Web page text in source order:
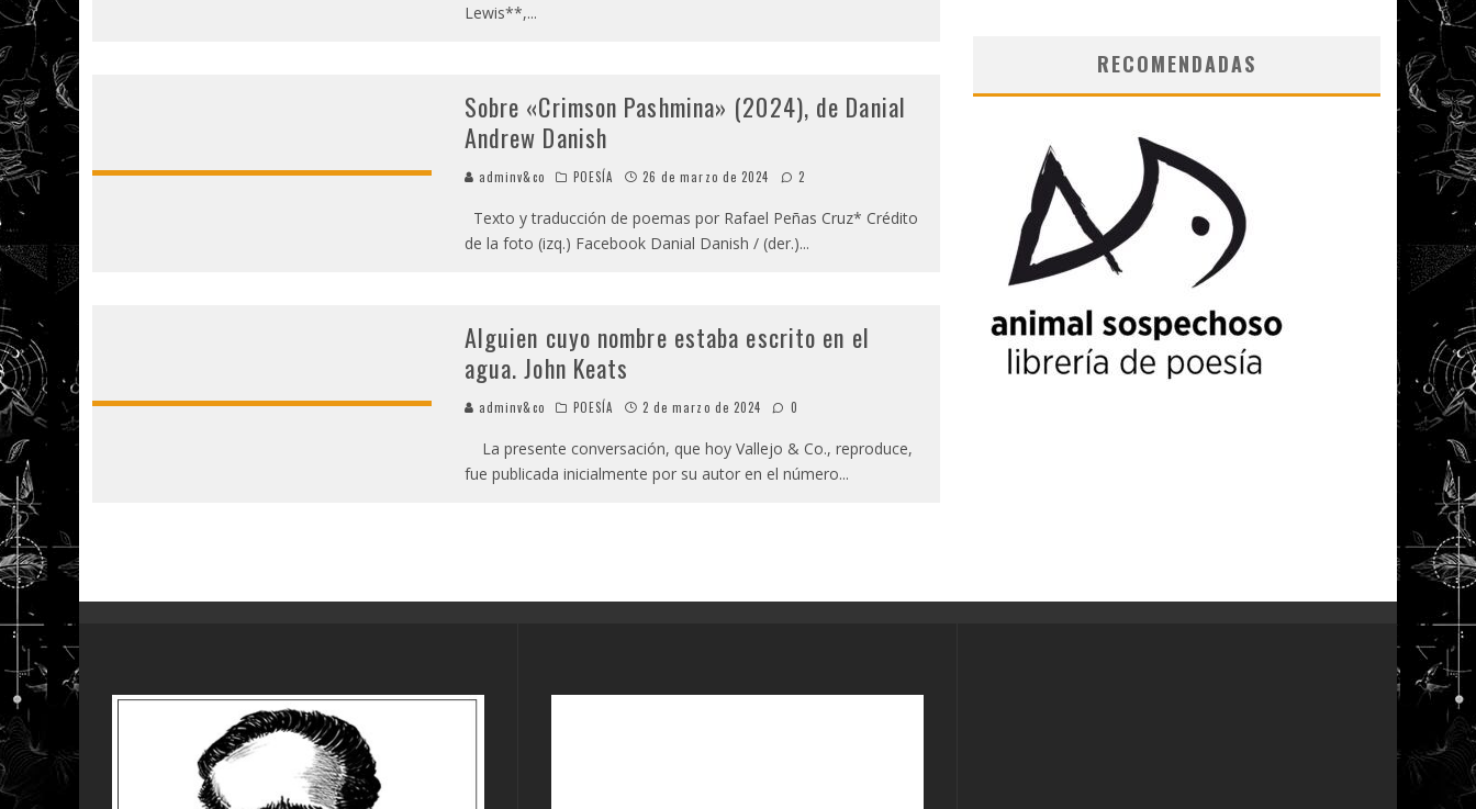
Lewis**,...
Sobre «Crimson Pashmina» (2024), de Danial
Andrew Danish
adminv&co POESÍA 26 de marzo de 2024 2
Texto y traducción de poemas por Rafael Peñas Cruz* Crédito
de la foto (izq.) Facebook Danial Danish / (der.)...
Alguien cuyo nombre estaba escrito en el
agua. John Keats
adminv&co POESÍA 2 de marzo de 2024 0
La presente conversación, que hoy Vallejo & Co., reproduce,
fue publicada inicialmente por su autor en el número...
RECOMENDADAS